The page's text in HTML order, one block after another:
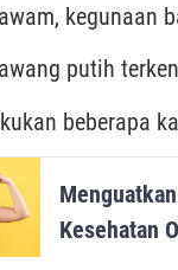
kegunaan
putih
beberapa
Kesehatan